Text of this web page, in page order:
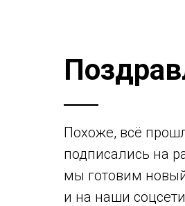
Похоже, всё
подписались на
мы готовим
и на наши